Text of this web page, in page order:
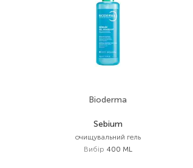
Bioderma
Sebium
очищувальний гель
Вибір 400 ML